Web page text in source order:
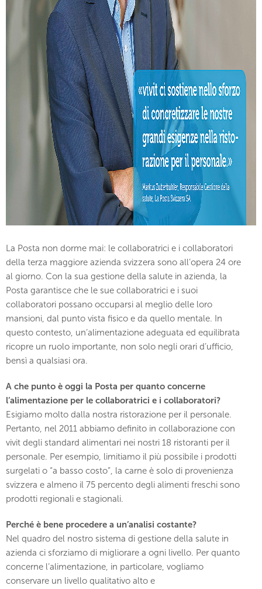
La Posta non dorme mai: le collaboratrici e i collaboratori
della terza maggiore azienda svizzera sono all’opera 24 ore
al giorno. Con la sua gestione della salute in azienda, la
Posta garantisce che le sue collaboratrici e i suoi
collaboratori possano occuparsi al meglio delle loro
mansioni, dal punto vista fisico e da quello mentale. In
questo contesto, un’alimentazione adeguata ed equilibrata
ricopre un ruolo importante, non solo negli orari d’ufficio,
bensì a qualsiasi ora.
A che punto è oggi la Posta per quanto concerne
l’alimentazione per le collaboratrici e i collaboratori?
Esigiamo molto dalla nostra ristorazione per il personale.
Pertanto, nel 2011 abbiamo definito in collaborazione con
vivit degli standard alimentari nei nostri 18 ristoranti per il
personale. Per esempio, limitiamo il più possibile i prodotti
surgelati o “a basso costo”, la carne è solo di provenienza
svizzera e almeno il 75 percento degli alimenti freschi sono
prodotti regionali e stagionali.
Perché è bene procedere a un’analisi costante?
Nel quadro del nostro sistema di gestione della salute in
azienda ci sforziamo di migliorare a ogni livello. Per quanto
concerne l’alimentazione, in particolare, vogliamo
conservare un livello qualitativo alto e